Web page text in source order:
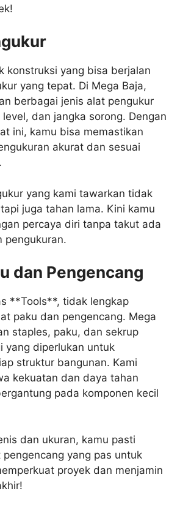
konstruksi yang bisa berjalan
yang tepat. Di Mega Baja,
berbagai jenis alat pengukur
dan jangka sorong. Dengan
ini, kamu bisa memastikan
akurat dan sesuai
yang kami tawarkan tidak
juga tahan lama. Kini kamu
percaya diri tanpa takut ada
pengukuran.
dan Pengencang
**Tools**, tidak lengkap
paku dan pengencang. Mega
staples, paku, dan sekrup
yang diperlukan untuk
struktur bangunan. Kami
kekuatan dan daya tahan
pada komponen kecil
dan ukuran, kamu pasti
yang pas untuk
proyek dan menjamin